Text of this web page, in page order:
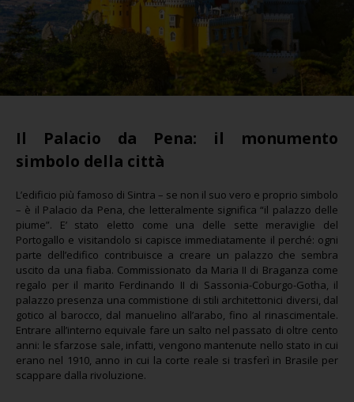
Il Palacio da Pena: il monumento
simbolo della città
L’edificio più famoso di Sintra – se non il suo vero e proprio simbolo
– è il Palacio da Pena, che letteralmente significa “il palazzo delle
piume”. E’ stato eletto come una delle sette meraviglie del
Portogallo e visitandolo si capisce immediatamente il perché: ogni
parte dell’edifico contribuisce a creare un palazzo che sembra
uscito da una fiaba. Commissionato da Maria II di Braganza come
regalo per il marito Ferdinando II di Sassonia-Coburgo-Gotha, il
palazzo presenza una commistione di stili architettonici diversi, dal
gotico al barocco, dal manuelino all’arabo, fino al rinascimentale.
Entrare all’interno equivale fare un salto nel passato di oltre cento
anni: le sfarzose sale, infatti, vengono mantenute nello stato in cui
erano nel 1910, anno in cui la corte reale si trasferì in Brasile per
scappare dalla rivoluzione.